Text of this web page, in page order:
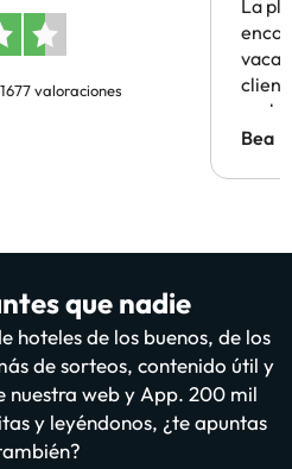
valoraciones
La
Bea
que nadie
hoteles de los buenos, de los
de sorteos, contenido útil y
nuestra web y App. 200 mil
y leyéndonos, ¿te apuntas